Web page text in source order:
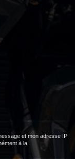
et mon adresse IP
à la